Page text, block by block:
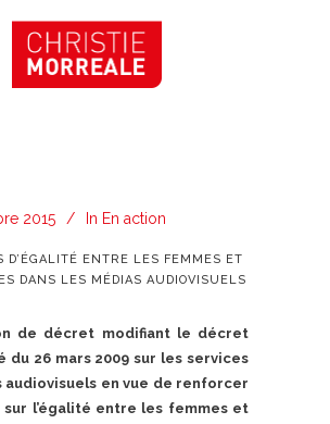
2015 In En action
D’ÉGALITÉ ENTRE LES FEMMES ET
DANS LES MÉDIAS AUDIOVISUELS
de décret modifiant le décret
du 26 mars 2009 sur les services
audiovisuels en vue de renforcer
sur l’égalité entre les femmes et